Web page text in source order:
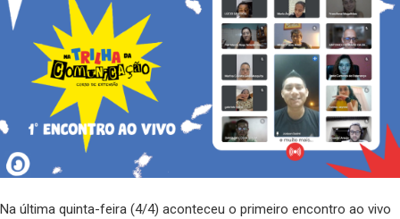
Na última quinta-feira (4/4) aconteceu o primeiro encontro ao vivo